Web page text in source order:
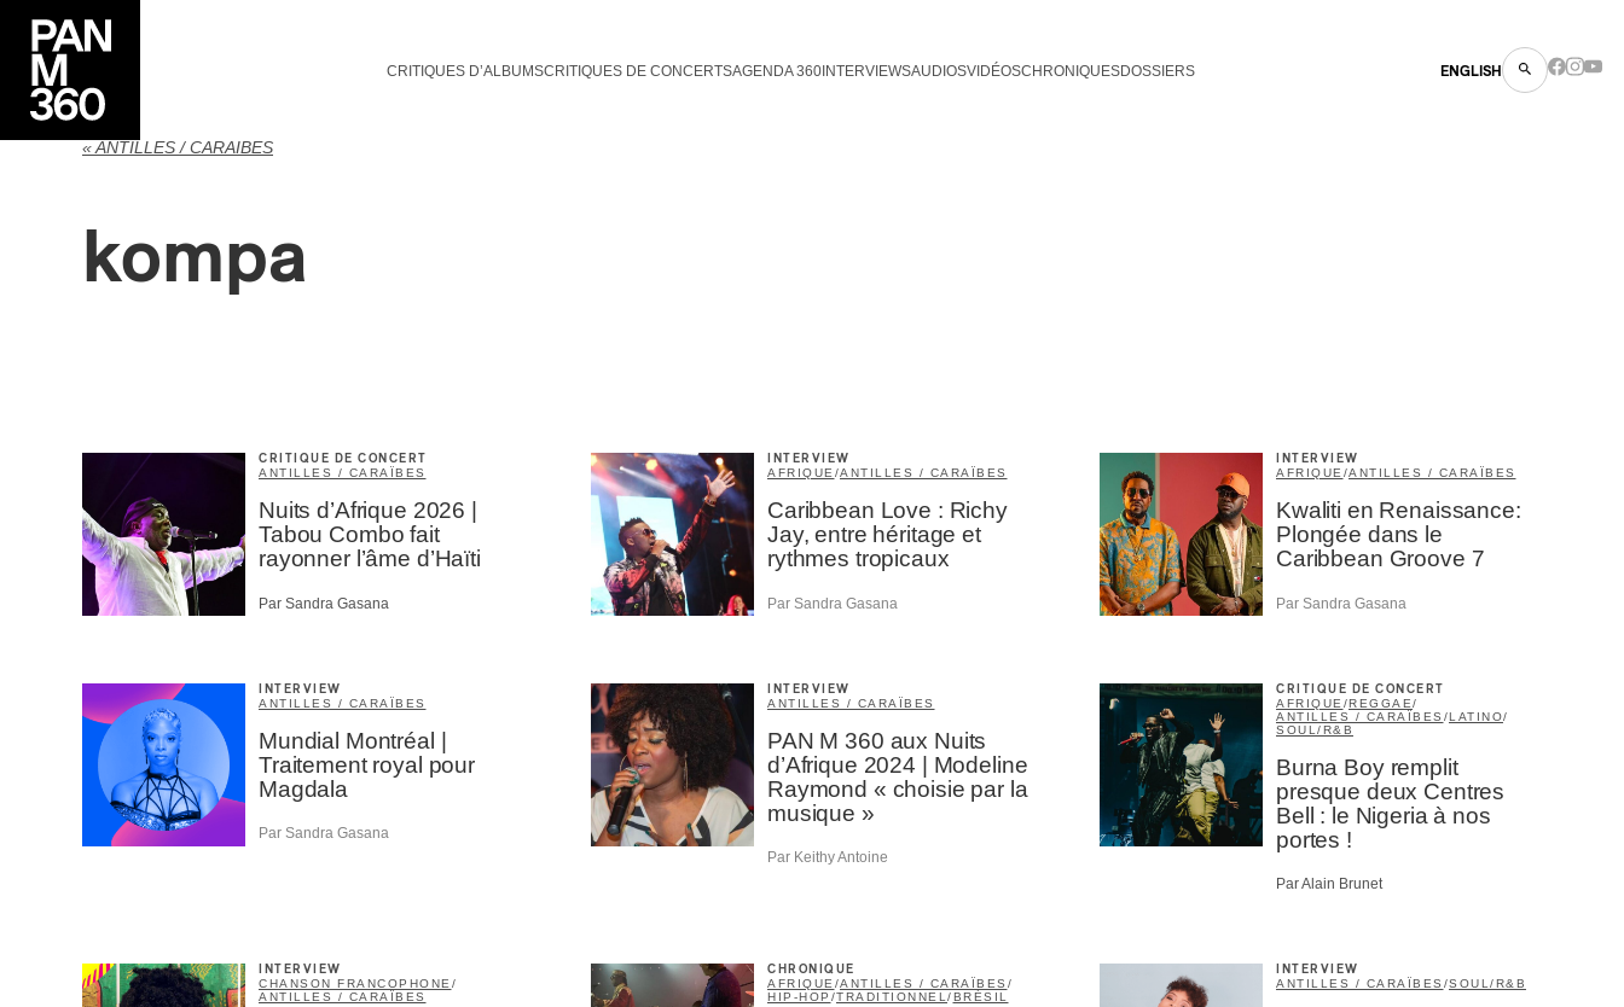
CRITIQUES D’ALBUMSCRITIQUES DE CONCERTSAGENDA 360INTERVIEWSAUDIOSVIDÉOSCHRONIQUESDOSSIERS ENGLISH
« ANTILLES / CARAÏBES
kompa
CRITIQUE DE CONCERT
ANTILLES / CARAÏBES
Nuits d’Afrique 2026 |
Tabou Combo fait
rayonner l’âme d’Haïti
Par Sandra Gasana
INTERVIEW
AFRIQUE/ANTILLES / CARAÏBES
Caribbean Love : Richy
Jay, entre héritage et
rythmes tropicaux
Par Sandra Gasana
INTERVIEW
AFRIQUE/ANTILLES / CARAÏBES
Kwaliti en Renaissance:
Plongée dans le
Caribbean Groove 7
Par Sandra Gasana
INTERVIEW
ANTILLES / CARAÏBES
Mundial Montréal |
Traitement royal pour
Magdala
Par Sandra Gasana
INTERVIEW
ANTILLES / CARAÏBES
PAN M 360 aux Nuits
d’Afrique 2024 | Modeline
Raymond « choisie par la
musique »
Par Keithy Antoine
CRITIQUE DE CONCERT
AFRIQUE /REGGAE/
ANTILLES / CARAÏBES /LATINO/
SOUL/R&B
Burna Boy remplit
presque deux Centres
Bell : le Nigeria à nos
portes !
Par Alain Brunet
INTERVIEW
CHANSON FRANCOPHONE /
ANTILLES / CARAÏBES
CHRONIQUE
AFRIQUE /ANTILLES / CARAÏBES /
HIP-HOP /TRADITIONNEL /BRÉSIL
INTERVIEW
ANTILLES / CARAÏBES /SOUL/R&B